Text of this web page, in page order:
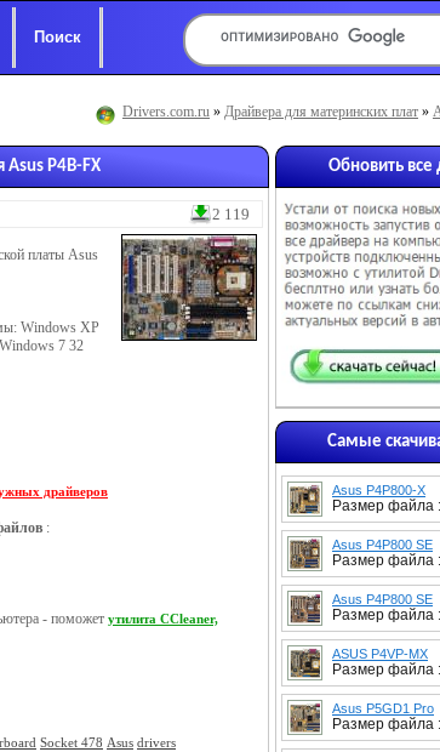
Поиск
Drivers.com.ru » Драйвера для материнских плат »
Обновить все
Самые
Asus P4P800-X
Размер файла
Asus P4P800 SE
Размер файла
Asus P4P800 SE
Размер файла
ASUS P4VP-MX
Размер файла
Asus P5GD1 Pro
Размер файла
P4B-FX
2 119
платы Asus
Windows XP
7 32
драйверов
:
- поможет утилита CCleaner,
Socket 478 Asus drivers